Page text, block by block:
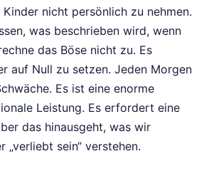
nicht persönlich zu nehmen.
was beschrieben wird, wenn
das Böse nicht zu. Es
auf Null zu setzen. Jeden Morgen
Es ist eine enorme
Leistung. Es erfordert eine
das hinausgeht, was wir
„verliebt sein“ verstehen.